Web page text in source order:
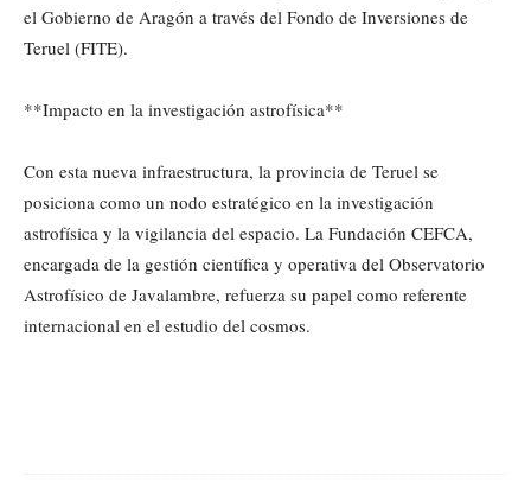
el Gobierno de Aragón a través del Fondo de Inversiones de
Teruel (FITE).
**Impacto en la investigación astrofísica**
Con esta nueva infraestructura, la provincia de Teruel se
posiciona como un nodo estratégico en la investigación
astrofísica y la vigilancia del espacio. La Fundación CEFCA,
encargada de la gestión científica y operativa del Observatorio
Astrofísico de Javalambre, refuerza su papel como referente
internacional en el estudio del cosmos.